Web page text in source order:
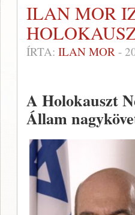
ILAN MOR
ÍRTA: ILAN MOR -
A Holokauszt
Állam